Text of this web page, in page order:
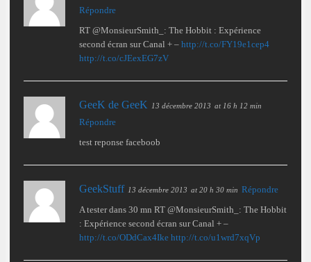
Répondre
RT @MonsieurSmith_: The Hobbit : Expérience
second écran sur Canal + – http://t.co/FY19e1cep4
http://t.co/cJEexEG7zV
GeeK de GeeK 13 décembre 2013 at 16 h 12 min
Répondre
test reponse faceboob
GeekStuff 13 décembre 2013 at 20 h 30 min Répondre
A tester dans 30 mn RT @MonsieurSmith_: The Hobbit
: Expérience second écran sur Canal + –
http://t.co/ODdCax4Ike http://t.co/u1wrd7xqVp